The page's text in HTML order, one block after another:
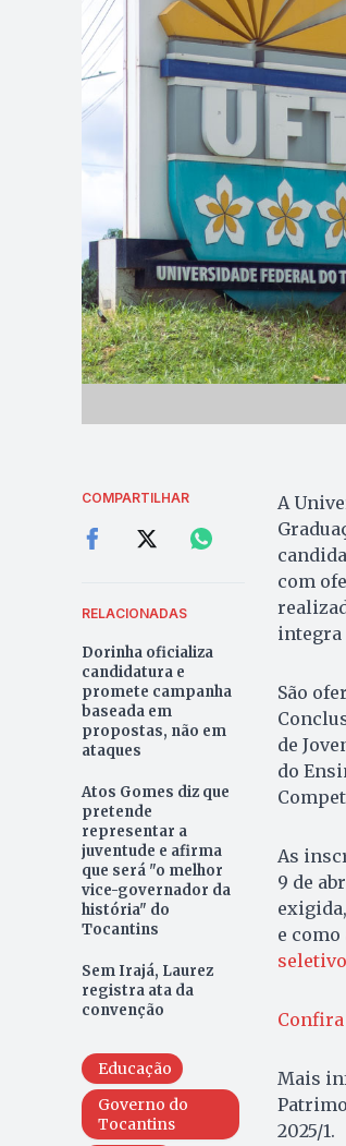
COMPARTILHAR
RELACIONADAS
Dorinha oficializa
candidatura e
promete campanha
baseada em
propostas, não em
ataques
Atos Gomes diz que
pretende
representar a
juventude e afirma
que será "o melhor
vice-governador da
história" do
Tocantins
Sem Irajá, Laurez
registra ata da
convenção
Educação
Governo do
Tocantins
A
com
integra
São
de
do
As
9 de
e
seletivo
Mais
2025/1.